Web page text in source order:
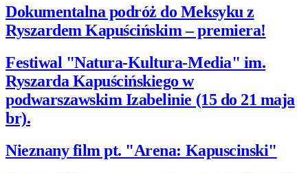
Dokumentalna podróż do Meksyku z
Ryszardem Kapuścińskim – premiera!
Festiwal "Natura-Kultura-Media" im.
Ryszarda Kapuścińskiego w
podwarszawskim Izabelinie (15 do 21 maja
br).
Nieznany film pt. "Arena: Kapuscinski"